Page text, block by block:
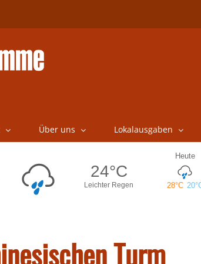
Über uns Lokalausgaben
Turm